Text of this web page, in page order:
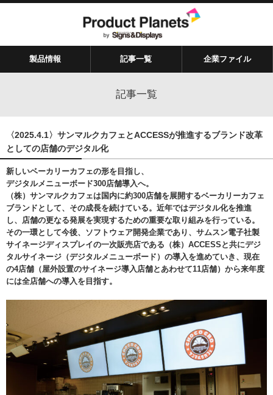
製品情報 記事一覧 企業ファイル
記事一覧
〈2025.4.1〉サンマルクカフェとACCESSが推進するブランド改革
としての店舗のデジタル化
新しいベーカリーカフェの形を目指し、
デジタルメニューボード300店舗導入へ。
（株）サンマルクカフェは国内に約300店舗を展開するベーカリーカフェ
ブランドとして、その成長を続けている。近年ではデジタル化を推進
し、店舗の更なる発展を実現するための重要な取り組みを行っている。
その一環として今後、ソフトウェア開発企業であり、サムスン電子社製
サイネージディスプレイの一次販売店である（株）ACCESSと共にデジ
タルサイネージ（デジタルメニューボード）の導入を進めていき、現在
の4店舗（屋外設置のサイネージ導入店舗とあわせて11店舗）から来年度
には全店舗への導入を目指す。